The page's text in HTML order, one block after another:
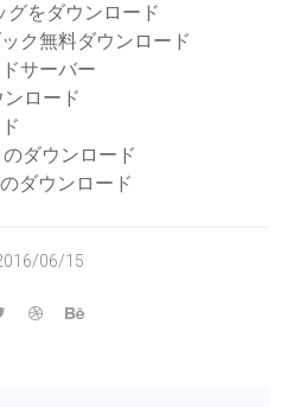
グをダウンロード
ク無料ダウンロード
サーバー
ロード
ダウンロード
ダウンロード
06/15